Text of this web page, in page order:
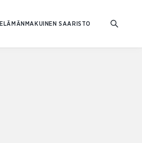
ELÄMÄNMAKUINEN SAARISTO